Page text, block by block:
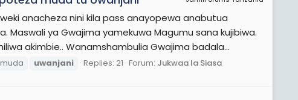
anacheza nini kila pass anayopewa anabutua
Maswali ya Gwajima yamekuwa Magumu sana kujibiwa.
akimbie.. Wanamshambulia Gwajima badala...
muda uwanjani Replies: 21 Forum: Jukwaa la Siasa